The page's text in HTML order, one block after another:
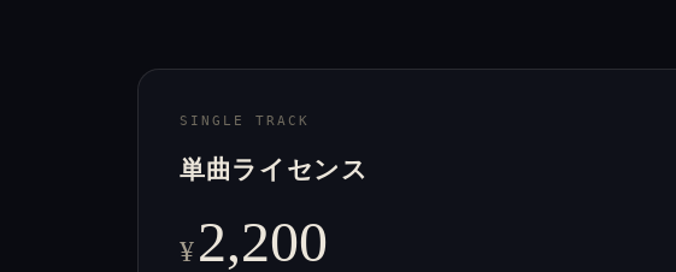
SINGLE TRACK
単曲ライセンス
¥2,200